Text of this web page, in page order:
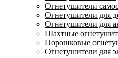
Огнетушители
Огнетушители для
Огнетушители для
Шахтные
Порошковые
Огнетушители для